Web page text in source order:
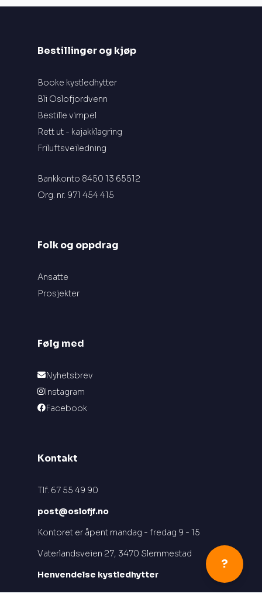
?
Bestillinger og kjøp
Booke kystledhytter
Bli Oslofjordvenn
Bestille vimpel
Rett ut - kajakklagring
Friluftsveiledning
Bankkonto 8450 13 65512
Org. nr. 971 454 415
Folk og oppdrag
Ansatte
Prosjekter
Følg med
Nyhetsbrev
Instagram
Facebook
Kontakt
Tlf. 67 55 49 90
post@oslofjf.no
Kontoret er åpent mandag - fredag 9 - 15
Vaterlandsveien 27, 3470 Slemmestad
Henvendelse kystledhytter
kystled@oslofjf.no